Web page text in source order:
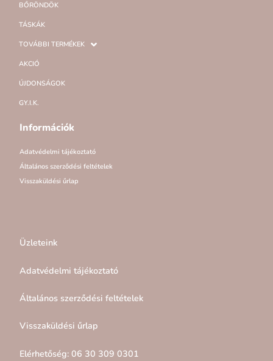
BŐRÖNDÖK
TÁSKÁK
TOVÁBBI TERMÉKEK
AKCIÓ
ÚJDONSÁGOK
GY.I.K.
Információk
Adatvédelmi tájékoztató
Általános szerződési feltételek
Visszaküldési űrlap
Üzleteink
Adatvédelmi tájékoztató
Általános szerződési feltételek
Visszaküldési űrlap
Elérhetőség: 06 30 309 0301